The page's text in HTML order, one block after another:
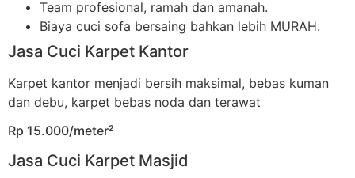
Team profesional, ramah dan amanah.
Biaya cuci sofa bersaing bahkan lebih MURAH.
Jasa Cuci Karpet Kantor
Karpet kantor menjadi bersih maksimal, bebas kuman
dan debu, karpet bebas noda dan terawat
Rp 15.000/meter²
Jasa Cuci Karpet Masjid